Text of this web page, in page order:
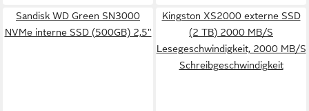
Sandisk WD Green SN3000
NVMe interne SSD (500GB) 2,5"
Kingston XS2000 externe SSD
(2 TB) 2000 MB/S
Lesegeschwindigkeit, 2000 MB/S
Schreibgeschwindigkeit